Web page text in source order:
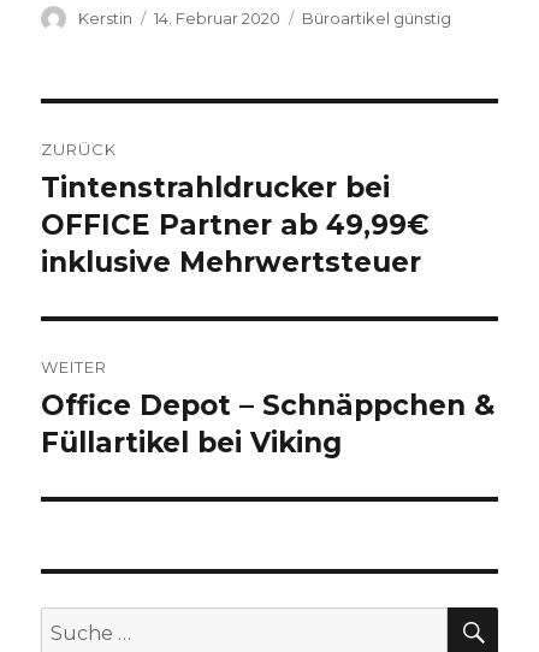
Autor
Kerstin
Veröffentlicht
14. Februar 2020 Kategorien
Büroartikel günstig
ZURÜCK
Vorheriger
Beitrag:
Tintenstrahldrucker bei
OFFICE Partner ab 49,99€
inklusive Mehrwertsteuer
WEITER
Nächster
Beitrag:
Office Depot – Schnäppchen &
Füllartikel bei Viking
Suche